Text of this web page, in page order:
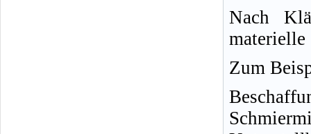
Nach
materielle
Zum